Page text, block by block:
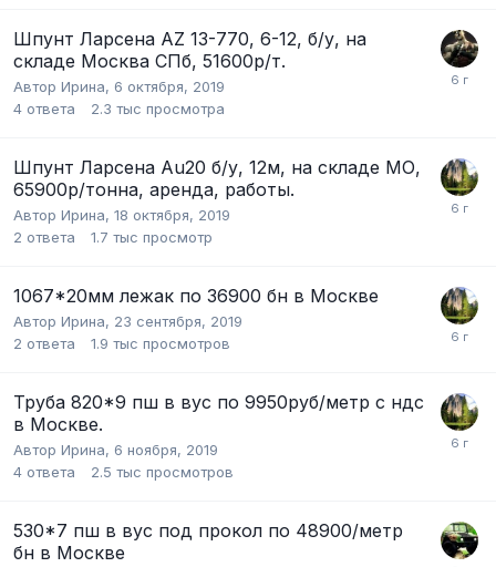
Шпунт Лaрсeна AZ 13-770, 6-12, б/у, на
складе Москва СПб, 51600р/т.
Автор Ирина, 6 октября, 2019
4 ответа 2.3 тыс просмотра
Шпунт Ларсена Аu20 б/у, 12м, на складе МО,
65900р/тонна, аренда, работы.
Автор Ирина, 18 октября, 2019
2 ответа 1.7 тыс просмотр
1067*20мм лежак по 36900 бн в Москве
Автор Ирина, 23 сентября, 2019
2 ответа 1.9 тыс просмотров
Труба 820*9 пш в вус по 9950руб/метр с ндс
в Москве.
Автор Ирина, 6 ноября, 2019
4 ответа 2.5 тыс просмотров
530*7 пш в вус под прокол по 48900/метр
бн в Москве